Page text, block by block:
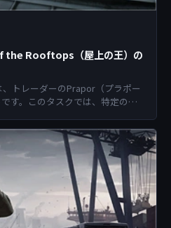
the Rooftops（屋上の王）の
トレーダーのPrapor（プラポー
す。このタスクでは、特定のエ